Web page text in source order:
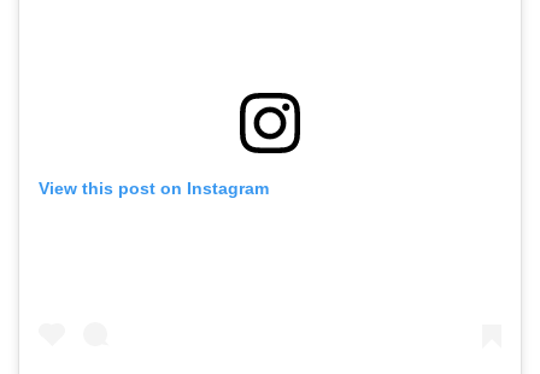
View this post on Instagram